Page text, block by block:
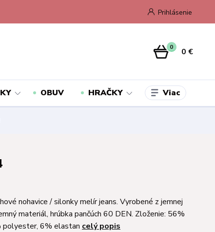
Prihlásenie
0 0 €
OBUV HRAČKY Viac
nohavice / silonky melír jeans. Vyrobené z jemnej
materiál, hrúbka pančúch 60 DEN. Zloženie: 56%
polyester, 6% elastan celý popis